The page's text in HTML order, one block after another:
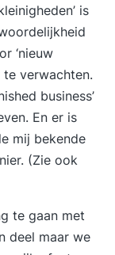
is
‘nieuw
te verwachten.
business’
En er is
mij bekende
(Zie ook
te gaan met
deel maar we